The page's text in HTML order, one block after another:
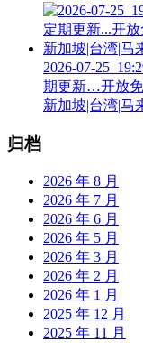
2026-07-
期更新…开放免
新加坡|台湾|马
归档
2026 年 8 月
2026 年 7 月
2026 年 6 月
2026 年 5 月
2026 年 3 月
2026 年 2 月
2026 年 1 月
2025 年 12 月
2025 年 11 月